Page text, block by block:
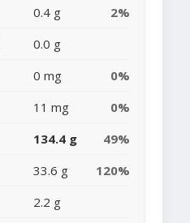
0.4 g
2%
0.0 g
0 mg
0%
11 mg
0%
134.4 g
49%
33.6 g
120%
2.2 g